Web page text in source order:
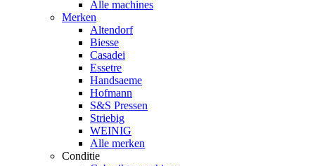
Alle machines
Merken
Altendorf
Biesse
Casadei
Essetre
Handsaeme
Hofmann
S&S Pressen
Striebig
WEINIG
Alle merken
Conditie